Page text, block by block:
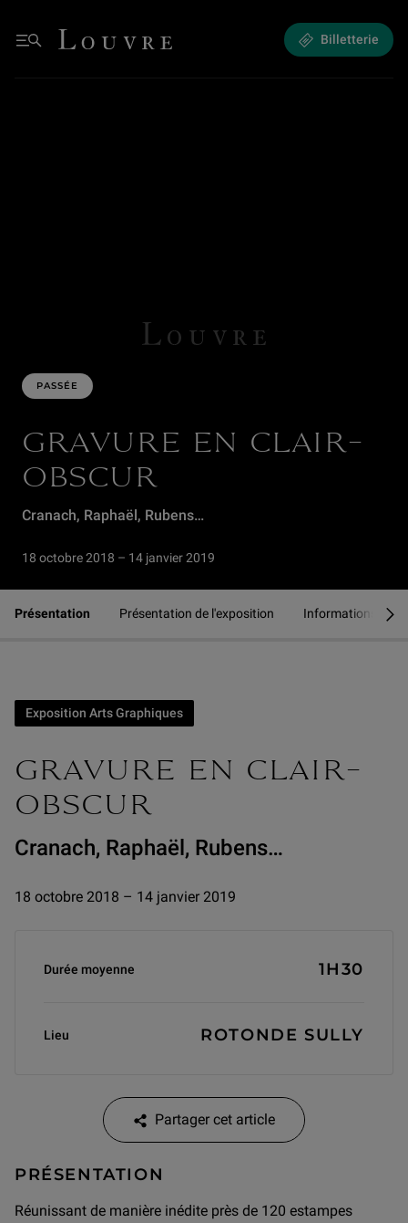
Menu
Louvre - Retour à l'accueil Billetterie
GRAVURE EN CLAIR-
OBSCUR
Cranach, Raphaël, Rubens…
PASSÉE
18 octobre 2018 – 14 janvier 2019
Présentation Présentation de l'exposition Informations
GRAVURE EN CLAIR-
OBSCUR
Cranach, Raphaël, Rubens…
Exposition Arts Graphiques
18 octobre 2018 – 14 janvier 2019
Durée moyenne
1H30
Lieu ROTONDE SULLY
Partager cet article
PRÉSENTATION
Réunissant de manière inédite près de 120 estampes